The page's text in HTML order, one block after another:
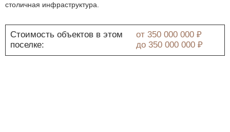
столичная инфраструктура.
Стоимость объектов в этом
поселке:
от 350 000 000 ₽
до 350 000 000 ₽